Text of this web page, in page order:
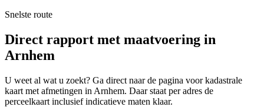
Snelste route
Direct rapport met maatvoering in
Arnhem
U weet al wat u zoekt? Ga direct naar de pagina voor kadastrale
kaart met afmetingen in Arnhem. Daar staat per adres de
perceelkaart inclusief indicatieve maten klaar.